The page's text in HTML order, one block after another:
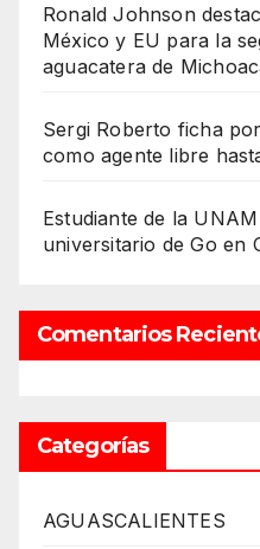
Ronald Johnson
México y EU para la
aguacatera de
Sergi Roberto ficha
como agente libre
Estudiante de la
universitario de Go en
Comentarios
Categorías
AGUASCALIENTES